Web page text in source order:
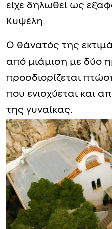
είχε δηλωθεί ως
Κυψέλη.
Ο θάνατός της
από μιάμιση με δύο
προσδιορίζεται
που ενισχύεται και
της γυναίκας.